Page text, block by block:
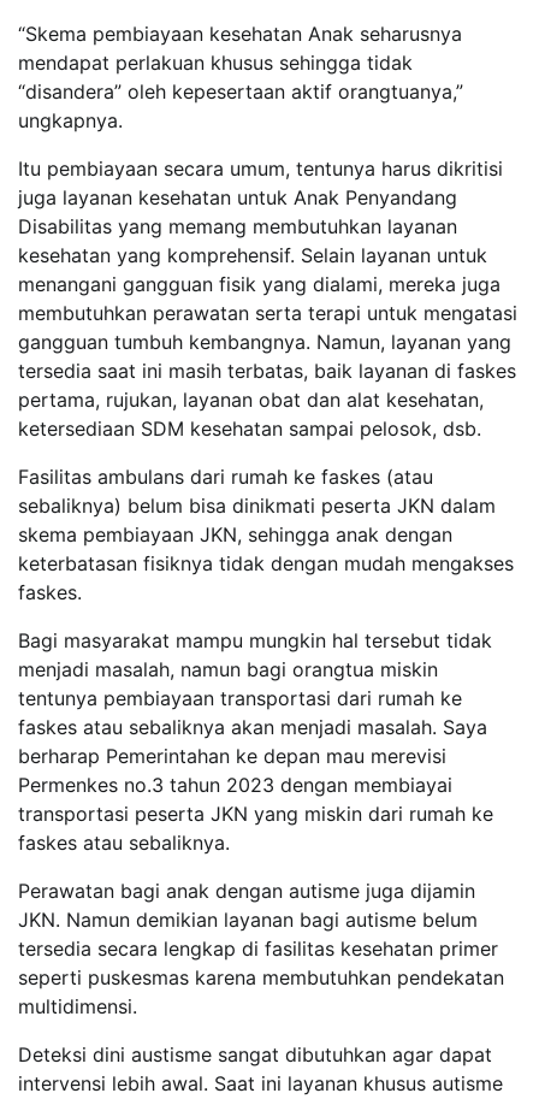
“Skema pembiayaan kesehatan Anak seharusnya
mendapat perlakuan khusus sehingga tidak
“disandera” oleh kepesertaan aktif orangtuanya,”
ungkapnya.
Itu pembiayaan secara umum, tentunya harus dikritisi
juga layanan kesehatan untuk Anak Penyandang
Disabilitas yang memang membutuhkan layanan
kesehatan yang komprehensif. Selain layanan untuk
menangani gangguan fisik yang dialami, mereka juga
membutuhkan perawatan serta terapi untuk mengatasi
gangguan tumbuh kembangnya. Namun, layanan yang
tersedia saat ini masih terbatas, baik layanan di faskes
pertama, rujukan, layanan obat dan alat kesehatan,
ketersediaan SDM kesehatan sampai pelosok, dsb.
Fasilitas ambulans dari rumah ke faskes (atau
sebaliknya) belum bisa dinikmati peserta JKN dalam
skema pembiayaan JKN, sehingga anak dengan
keterbatasan fisiknya tidak dengan mudah mengakses
faskes.
Bagi masyarakat mampu mungkin hal tersebut tidak
menjadi masalah, namun bagi orangtua miskin
tentunya pembiayaan transportasi dari rumah ke
faskes atau sebaliknya akan menjadi masalah. Saya
berharap Pemerintahan ke depan mau merevisi
Permenkes no.3 tahun 2023 dengan membiayai
transportasi peserta JKN yang miskin dari rumah ke
faskes atau sebaliknya.
Perawatan bagi anak dengan autisme juga dijamin
JKN. Namun demikian layanan bagi autisme belum
tersedia secara lengkap di fasilitas kesehatan primer
seperti puskesmas karena membutuhkan pendekatan
multidimensi.
Deteksi dini austisme sangat dibutuhkan agar dapat
intervensi lebih awal. Saat ini layanan khusus autisme